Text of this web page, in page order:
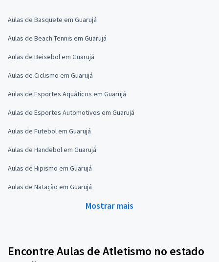
Aulas de Basquete em Guarujá
Aulas de Beach Tennis em Guarujá
Aulas de Beisebol em Guarujá
Aulas de Ciclismo em Guarujá
Aulas de Esportes Aquáticos em Guarujá
Aulas de Esportes Automotivos em Guarujá
Aulas de Futebol em Guarujá
Aulas de Handebol em Guarujá
Aulas de Hipismo em Guarujá
Aulas de Natação em Guarujá
Mostrar mais
Encontre Aulas de Atletismo no estado